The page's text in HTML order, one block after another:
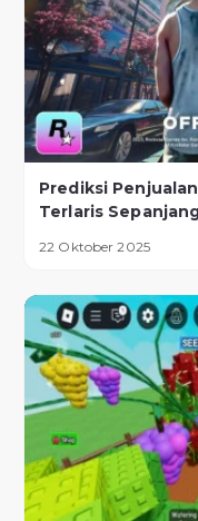
Prediksi
Terlaris
22 Oktober 2025